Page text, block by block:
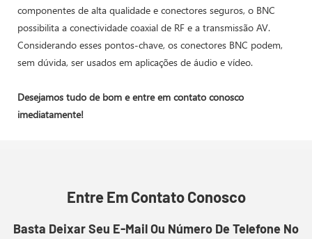
componentes de alta qualidade e conectores seguros, o BNC
possibilita a conectividade coaxial de RF e a transmissão AV.
Considerando esses pontos-chave, os conectores BNC podem,
sem dúvida, ser usados ​​em aplicações de áudio e vídeo.
Desejamos tudo de bom e entre em contato conosco
imediatamente!
Entre Em Contato Conosco
Basta Deixar Seu E-Mail Ou Número De Telefone No